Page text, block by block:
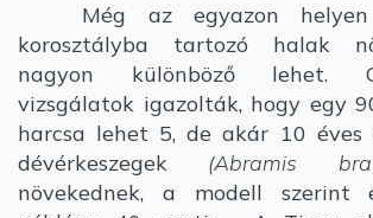
Még az egyazon helyen
korosztályba tartozó halak
nagyon különböző lehet.
vizsgálatok igazolták, hogy egy
harcsa lehet 5, de akár 10 éves
dévérkeszegek (Abramis
növekednek, a modell szerint